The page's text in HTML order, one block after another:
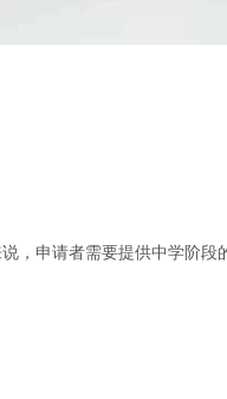
，申请者需要提供中学阶段